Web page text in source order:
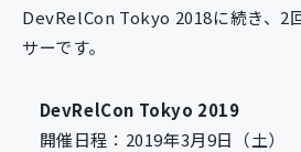
カスタマイズコース 教材
パッケージ開発
DevRelCon Tokyo 2018に続き、2
サーです。
DevRelCon Tokyo 2019
開催日程：2019年3月9日（土）